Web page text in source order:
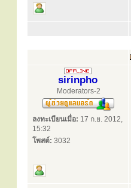
sirinpho
Moderators-2
ลงทะเบียนเมื่อ: 17 ก.ย. 2012,
15:32
โพสต์: 3032